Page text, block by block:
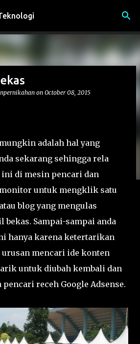
to main content
on October 08, 2015
mungkin adalah hal yang
sekarang sehingga rela
di mesin pencari dan
untuk mengklik satu
blog yang mengulas
bekas. Sampai-sampai anda
hanya karena ketertarikan
urusan mencari ide konten
untuk diubah kembali dan
receh Google Adsense.